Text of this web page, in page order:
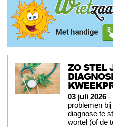
ZO STEL
03 juli 2026 -
problemen
diagnose te
wortel (of de